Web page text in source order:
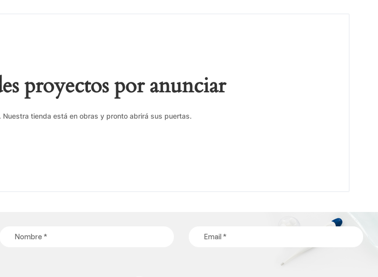
proyectos por anunciar
tienda está en obras y pronto abrirá sus puertas.